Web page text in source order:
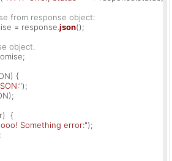
from response object:
= response. json();
object.
) {
);
)  {
Something error:");